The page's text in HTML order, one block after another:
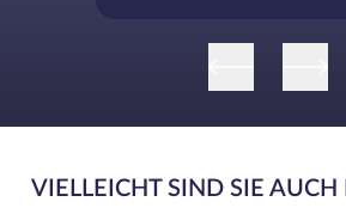
VIELLEICHT SIND SIE AUCH